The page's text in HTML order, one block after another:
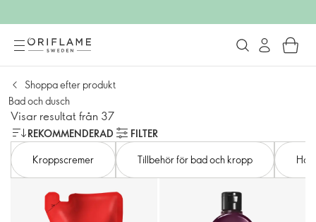
Shoppa efter produkt
Bad och dusch
Visar resultat från 37
REKOMMENDERAD
FILTER
Kroppscremer
Tillbehör för bad och kropp